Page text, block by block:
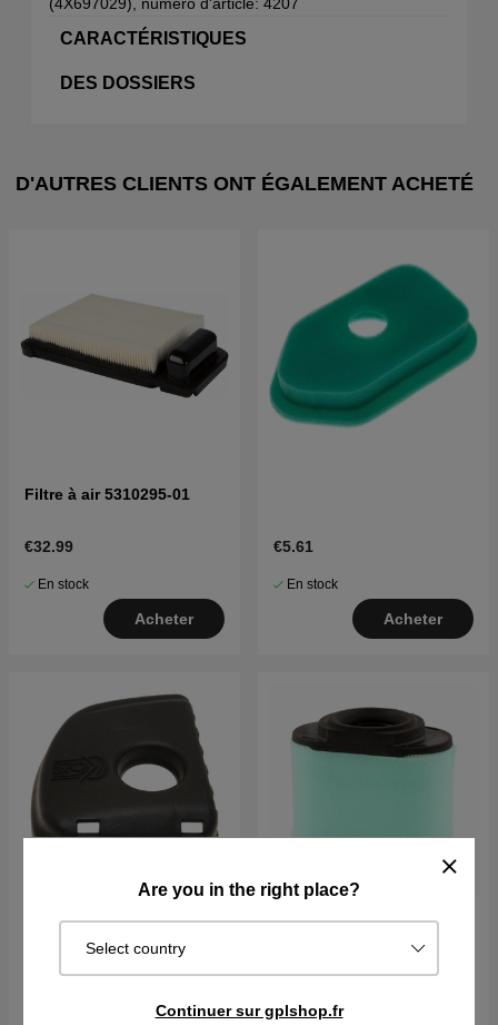
Are you in the right place?
Select country
Continuer sur gplshop.fr
CARACTÉRISTIQUES
DES DOSSIERS
D'AUTRES CLIENTS ONT ÉGALEMENT ACHETÉ
Filtre à air 5310295-01
€32.99
En stock
Acheter
€5.61
En stock
Acheter
€53.89